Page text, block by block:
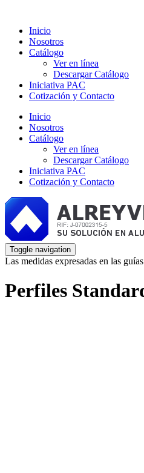
Inicio
Nosotros
Catálogo
Ver en línea
Descargar Catálogo
Iniciativa PAC
Cotización y Contacto
Inicio
Nosotros
Catálogo
Ver en línea
Descargar Catálogo
Iniciativa PAC
Cotización y Contacto
Toggle navigation
Las medidas expresadas en las
Perfiles